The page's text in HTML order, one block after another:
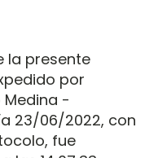
la presente
por
Medina -
23/06/2022, con
fue